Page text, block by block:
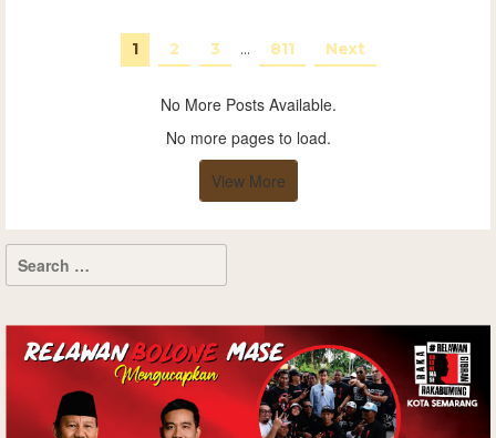
1 2 3 … 811 Next
No More Posts Available.
No more pages to load.
View More